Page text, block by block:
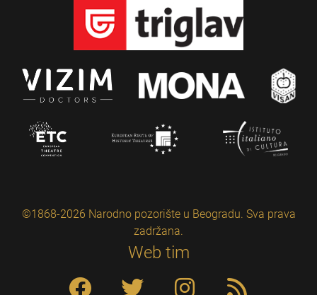
©1868-2026 Narodno pozorište u Beogradu. Sva prava
zadržana.
Web tim